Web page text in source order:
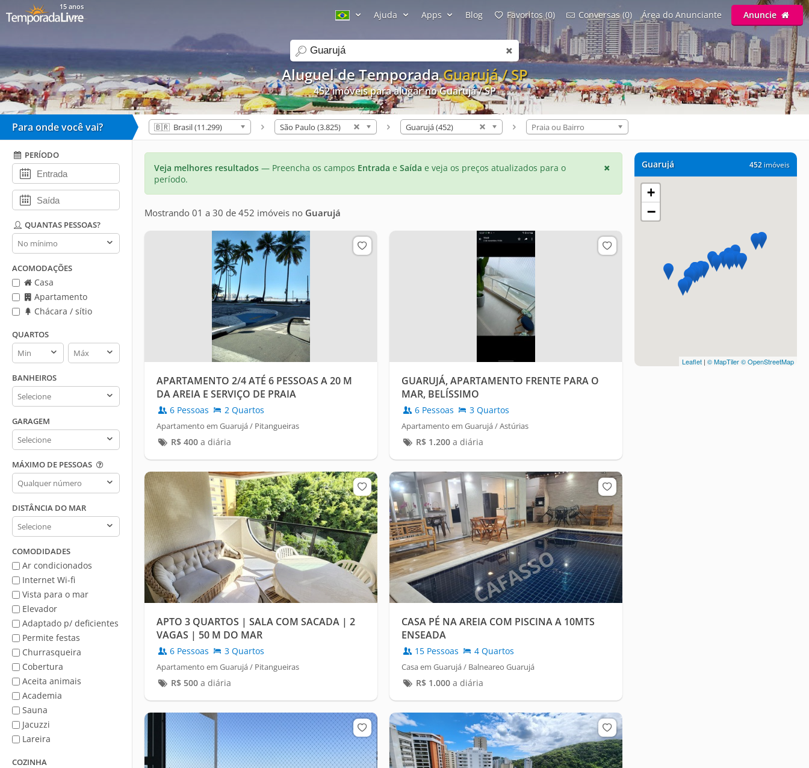
Aluguel de TemporadaGuarujá / SP
452 imóveis para alugar no Guarujá / SP
search
15 anos
Ajuda Apps Blog Favoritos (0) Conversas (0) Área do Anunciante Anuncie
Para onde você vai? 🇧🇷 Brasil (11.299) São Paulo (3.825) Guarujá (452) Praia ou Bairro
PERÍODO
QUANTAS PESSOAS?
Quantas
pessoas?
ACOMODAÇÕES
Casa
Apartamento
Chácara / sítio
QUARTOS
Quartos
min
Quartos
max
BANHEIROS
Banheiros
GARAGEM
Garagem
MÁXIMO DE PESSOAS
Máximo
de
pessoas
DISTÂNCIA DO MAR
Distância
do
Mar
COMODIDADES
Ar condicionados
Internet Wi-fi
Vista para o mar
Elevador
Adaptado p/ deficientes
Permite festas
Churrasqueira
Cobertura
Aceita animais
Academia
Sauna
Jacuzzi
Lareira
COZINHA
452 imóveis
Guarujá
+
−
Leaflet | © MapTiler© OpenStreetMap
Veja melhores resultados — Preencha os campos Entrada e Saída e veja os preços atualizados para o
período.
Mostrando 01 a 30 de 452 imóveis no Guarujá
APARTAMENTO 2/4 ATÉ 6 PESSOAS A 20 M
DA AREIA E SERVIÇO DE PRAIA
6 Pessoas 2 Quartos
Apartamento em Guarujá / Pitangueiras
R$ 400a diária
GUARUJÁ, APARTAMENTO FRENTE PARA O
MAR, BELÍSSIMO
6 Pessoas 3 Quartos
Apartamento em Guarujá / Astúrias
R$ 1.200a diária
APTO 3 QUARTOS | SALA COM SACADA | 2
VAGAS | 50 M DO MAR
6 Pessoas 3 Quartos
Apartamento em Guarujá / Pitangueiras
R$ 500a diária
CASA PÉ NA AREIA COM PISCINA A 10MTS
ENSEADA
15 Pessoas 4 Quartos
Casa em Guarujá / Balneareo Guarujá
R$ 1.000a diária